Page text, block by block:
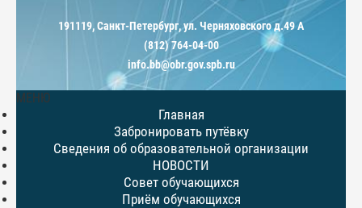
191119, Санкт-Петербург, ул. Черняховского д.49 А
(812) 764-04-00
info.bb@obr.gov.spb.ru
МЕНЮ
Главная
Забронировать путёвку
Сведения об образовательной организации
НОВОСТИ
Совет обучающихся
Приём обучающихся